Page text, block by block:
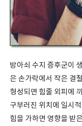
방아쇠 수지 증후군이
은 손가락에서 작은 결
형성되면 힘줄 외피에
구부러진 위치에 일시
힘을 가하면 영향을 받